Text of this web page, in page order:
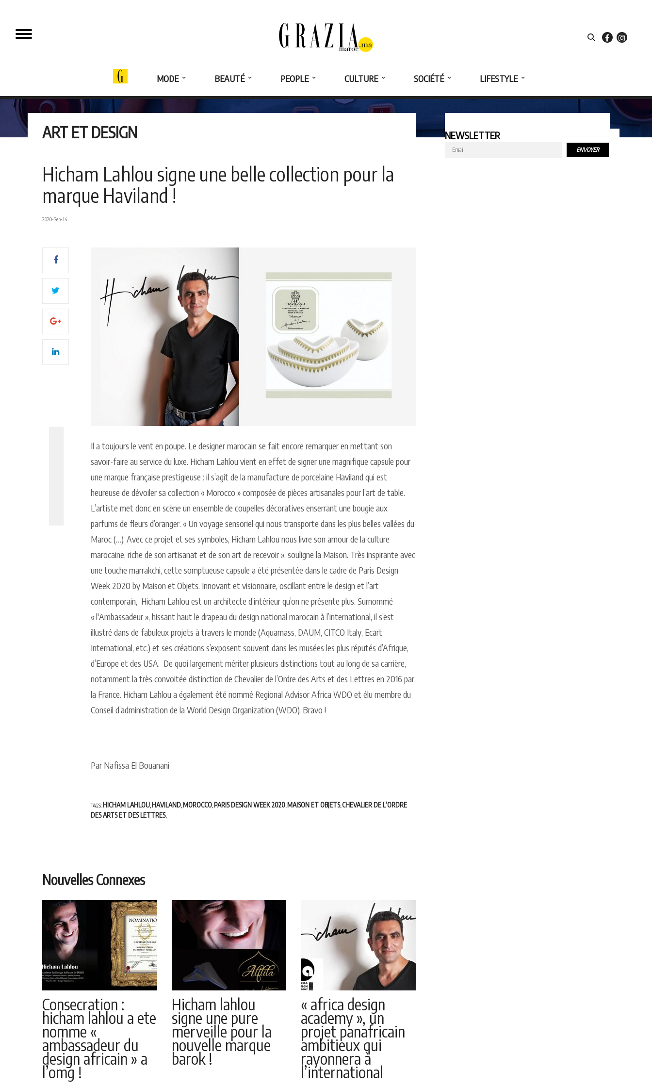
MODE BEAUTÉ PEOPLE CULTURE SOCIÉTÉ LIFESTYLE
ART ET DESIGN
Hicham Lahlou signe une belle collection pour la
marque Haviland !
2020-Sep-14
Il a toujours le vent en poupe. Le designer marocain se fait encore remarquer en mettant son
savoir-faire au service du luxe. Hicham Lahlou vient en effet de signer une magnifique capsule pour
une marque française prestigieuse : il s’agit de la manufacture de porcelaine Haviland qui est
heureuse de dévoiler sa collection « Morocco » composée de pièces artisanales pour l’art de table.
L’artiste met donc en scène un ensemble de coupelles décoratives enserrant une bougie aux
parfums de fleurs d’oranger. « Un voyage sensoriel qui nous transporte dans les plus belles vallées du
Maroc (…). Avec ce projet et ses symboles, Hicham Lahlou nous livre son amour de la culture
marocaine, riche de son artisanat et de son art de recevoir », souligne la Maison. Très inspirante avec
une touche marrakchi, cette somptueuse capsule a été présentée dans le cadre de Paris Design
Week 2020 by Maison et Objets. Innovant et visionnaire, oscillant entre le design et l’art
contemporain, Hicham Lahlou est un architecte d’intérieur qu’on ne présente plus. Surnommé
« l'Ambassadeur », hissant haut le drapeau du design national marocain à l’international, il s’est
illustré dans de fabuleux projets à travers le monde (Aquamass, DAUM, CITCO Italy, Ecart
International, etc.) et ses créations s’exposent souvent dans les musées les plus réputés d’Afrique,
d’Europe et des USA. De quoi largement mériter plusieurs distinctions tout au long de sa carrière,
notamment la très convoitée distinction de Chevalier de l’Ordre des Arts et des Lettres en 2016 par
la France. Hicham Lahlou a également été nommé Regional Advisor Africa WDO et élu membre du
Conseil d’administration de la World Design Organization (WDO). Bravo !
Par Nafissa El Bouanani
TAGS: HICHAM LAHLOU, HAVILAND, MOROCCO, PARIS DESIGN WEEK 2020, MAISON ET OBJETS,CHEVALIER DE L’ORDRE
DES ARTS ET DES LETTRES,
Nouvelles Connexes
Consecration :
hicham lahlou a ete
nomme «
ambassadeur du
design africain » a
l’omg !
Hicham lahlou
signe une pure
merveille pour la
nouvelle marque
barok !
« africa design
academy », un
projet panafricain
ambitieux qui
rayonnera à
l’international
NEWSLETTER
ENVOYER